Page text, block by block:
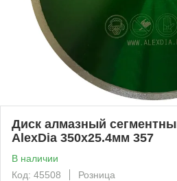
Диск алмазный
AlexDia 350х25.4мм 357
В наличии
Код: 45508
Розница